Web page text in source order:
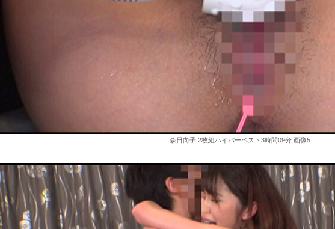
森日向子 2枚組ハイパーベスト3時間09分 画像5